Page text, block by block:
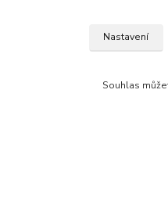
+420 222
Nastavení
Souhlas